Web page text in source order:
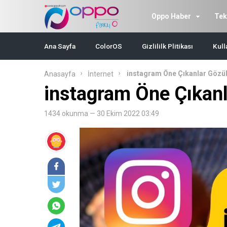
Oppo Haber
Ana Sayfa ColorOS Gizlililk Plitikası
Anasayfa İnternet instagram Öne Çıkanlar
instagram Öne
1434 okunma — 30 Ekim 2022 03:49